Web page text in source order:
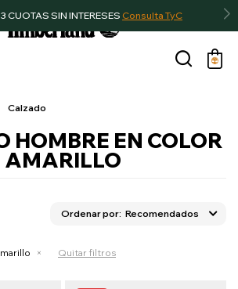
CUOTAS SIN INTERESES Consulta TyC
Calzado
HOMBRE EN COLOR
AMARILLO
Recomendados
Quitar filtros